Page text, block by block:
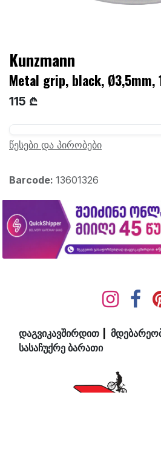
Kunzmann
Metal grip, black, Ø3,5mm,
115 ₾
წესები და პირობები
Barcode: 13601326
დაგვიკავშირდით
სასაჩუქრე ბარათი